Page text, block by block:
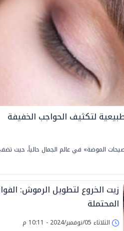
لتكثيف الحواجب الخفيفة
الموضة» في عالم الجمال حالياً، حيث
زيت الخروع لتطويل الرموش:
المحتملة
الثلاثاء 05/نوفمبر/2024 - 10:11 م